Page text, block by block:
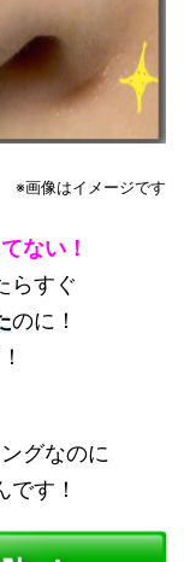
※画像はイメージです
ない！
らすぐ
のに！
グなのに
です！